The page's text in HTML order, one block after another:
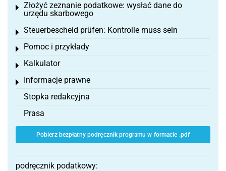
Złożyć zeznanie podatkowe: wysłać dane do
urzędu skarbowego
Toggle menu
Steuerbescheid prüfen: Kontrolle muss sein
Toggle menu
Pomoc i przykłady
Toggle menu
Kalkulator
Toggle menu
Informacje prawne
Toggle menu
Stopka redakcyjna
Prasa
Pobierz bezpłatny podręcznik programu w formacie .pdf
podręcznik podatkowy: